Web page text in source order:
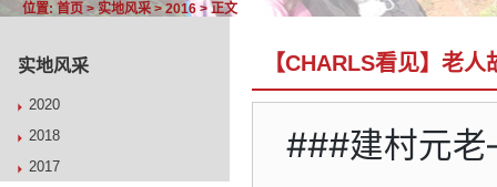
位置: 首页>实地风采 >2016 > 正文
实地风采
2020
2018
2017
【CHARLS看见】老
###建村元